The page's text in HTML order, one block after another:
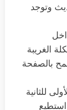
وتوجد
الغريبة
بالصفحة
للثانية